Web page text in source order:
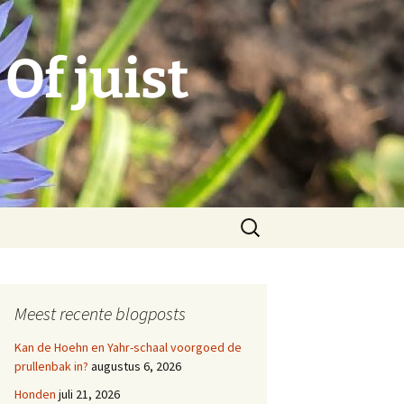
juist
Zoeken
naar:
Meest recente blogposts
Kan de Hoehn en Yahr-schaal voorgoed de
prullenbak in? augustus 6, 2026
Honden juli 21, 2026